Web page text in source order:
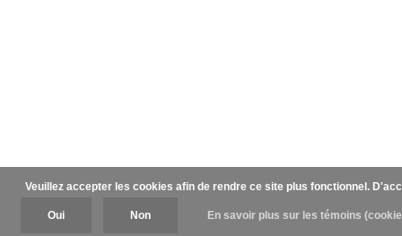
Veuillez accepter les cookies afin de rendre ce site plus fonctionnel.
Oui Non En savoir plus sur les témoins